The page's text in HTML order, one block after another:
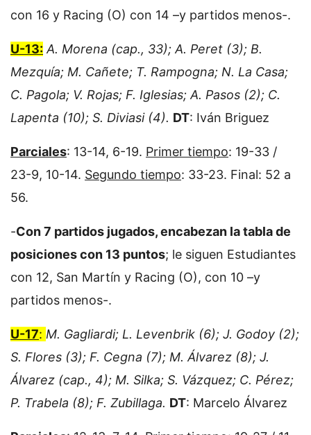
con 16 y Racing (O) con 14 –y partidos menos-.
U-13: A. Morena (cap., 33); A. Peret (3); B.
Mezquía; M. Cañete; T. Rampogna; N. La Casa;
C. Pagola; V. Rojas; F. Iglesias; A. Pasos (2); C.
Lapenta (10); S. Diviasi (4). DT: Iván Briguez
Parciales: 13-14, 6-19. Primer tiempo: 19-33 /
23-9, 10-14. Segundo tiempo: 33-23. Final: 52 a
56.
-Con 7 partidos jugados, encabezan la tabla de
posiciones con 13 puntos; le siguen Estudiantes
con 12, San Martín y Racing (O), con 10 –y
partidos menos-.
U-17: M. Gagliardi; L. Levenbrik (6); J. Godoy (2);
S. Flores (3); F. Cegna (7); M. Álvarez (8); J.
Álvarez (cap., 4); M. Silka; S. Vázquez; C. Pérez;
P. Trabela (8); F. Zubillaga. DT: Marcelo Álvarez